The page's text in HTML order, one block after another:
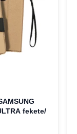
fekete/